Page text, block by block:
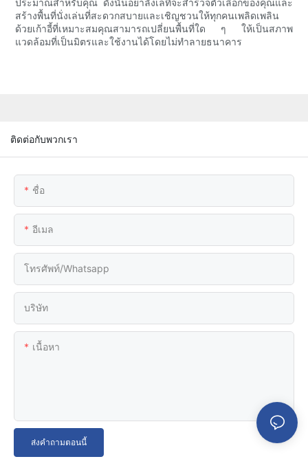
ประมาณสำหรับคุณ ดังนั้นอย่าลังเลที่จะสำรวจตัวเลือกของคุณและ
สร้างพื้นที่นั่งเล่นที่สะดวกสบายและเชิญชวนให้ทุกคนเพลิดเพลิน
ด้วยเก้าอี้ที่เหมาะสมคุณสามารถเปลี่ยนพื้นที่ใด ๆ ให้เป็นสภาพ
แวดล้อมที่เป็นมิตรและใช้งานได้โดยไม่ทำลายธนาคาร
ติดต่อกับพวกเรา
ชื่อ
อีเมล
โทรศัพท์/whatsapp
บริษัท
เนื้อหา
ส่งคำถามตอนนี้